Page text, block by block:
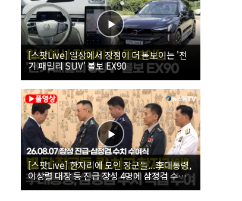
[스팟Live] 일상에서 장점이 더 돋보이는 '전
기 패밀리 SUV' 볼보 EX90
[스팟Live] 한자리에 모인 장군들...李대통령,
이상렬 대장 등 진급 장성 4명에 삼정검 수치
직접 수여｜26.08.07 장성 진급·삼정검 수치